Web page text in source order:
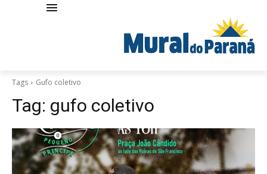
Tags Gufo coletivo
Tag: gufo coletivo